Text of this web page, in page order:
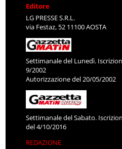
Editore
LG PRESSE S.R.L.
via Festaz, 52 11100 AOSTA
Settimanale del Lunedì.
9/2002
Autorizzazione del 20/05/2002
Settimanale del Sabato.
del 4/10/2016
REDAZIONE